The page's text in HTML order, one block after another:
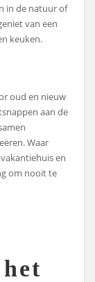
in de natuur of
van een
keuken.
oud en nieuw
aan de
Waar
en
om nooit te